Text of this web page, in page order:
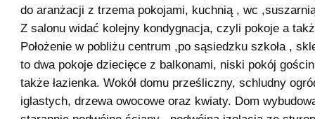
do aranżacji z trzema pokojami, kuchnią , wc
Z salonu widać kolejny kondygnacja, czyli pokoje a
Położenie w pobliżu centrum ,po sąsiedzku szkoła ,
to dwa pokoje dziecięce z balkonami, niski pokój
także łazienka. Wokół domu prześliczny, schludny
iglastych, drzewa owocowe oraz kwiaty. Dom